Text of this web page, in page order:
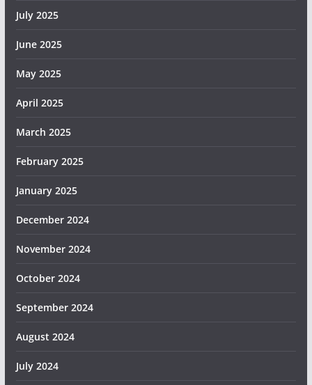
July 2025
June 2025
May 2025
April 2025
March 2025
February 2025
January 2025
December 2024
November 2024
October 2024
September 2024
August 2024
July 2024